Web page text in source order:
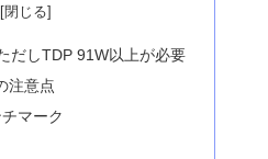
だしTDP 91W以上が必要
注意点
マーク